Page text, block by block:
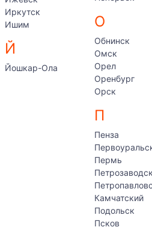
Иркутск
Ишим
Й
Йошкар-Ола
О
Обнинск
Омск
Орел
Оренбург
Орск
П
Пенза
Пермь
Петрозаводск
Камчатский
Подольск
Псков